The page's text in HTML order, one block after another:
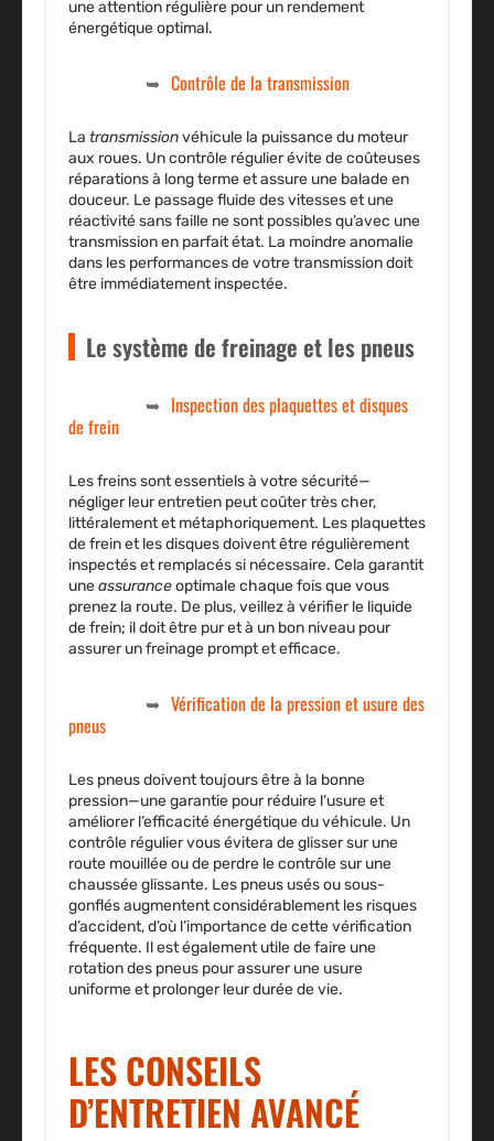
une attention régulière pour un rendement
énergétique optimal.
Contrôle de la transmission
La transmissionvéhicule la puissance du moteur
aux roues. Un contrôle régulier évite de coûteuses
réparations à long terme et assure une balade en
douceur. Le passage fluide des vitesses et une
réactivité sans faille ne sont possibles qu’avec une
transmission en parfaitétat. La moindre anomalie
dans les performances de votre transmission doit
être immédiatement inspectée.
Le système de freinage et les pneus
Inspection des plaquettes et disques
de frein
Les freins sont essentiels à votresécurité—
négliger leurentretien peut coûter très cher,
littéralement et métaphoriquement. Les plaquettes
de freinet les disques doivent être régulièrement
inspectés et remplacés si nécessaire. Cela garantit
uneassuranceoptimale chaque fois que vous
prenez la route. De plus, veillez à vérifier le liquide
de frein; il doit être pur et à un bon niveau pour
assurer un freinage prompt et efficace.
Vérification de la pression et usure des
pneus
Les pneusdoivent toujours être à la bonne
pression—une garantie pour réduire l’usureet
améliorer l’efficacité énergétique duvéhicule. Un
contrôle régulier vous évitera de glisser sur une
route mouillée ou de perdre le contrôle sur une
chaussée glissante. Les pneus usés ou sous-
gonflés augmentent considérablement les risques
d’accident, d’où l’importance de cette vérification
fréquente. Il est également utile de faire une
rotation des pneus pour assurer une usure
uniforme et prolonger leur durée de vie.
LES CONSEILS
D’ENTRETIEN AVANCÉ